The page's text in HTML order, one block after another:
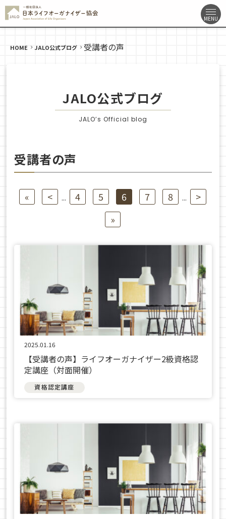
HOME JALO公式ブログ 受講者の声
JALO公式ブログ
JALO’s Official blog
受講者の声
« < ... 4 5 6 7 8 ...
>
»
2025.01.16
【受講者の声】ライフオーガナイザー2級資格認
定講座（対面開催）
資格認定講座